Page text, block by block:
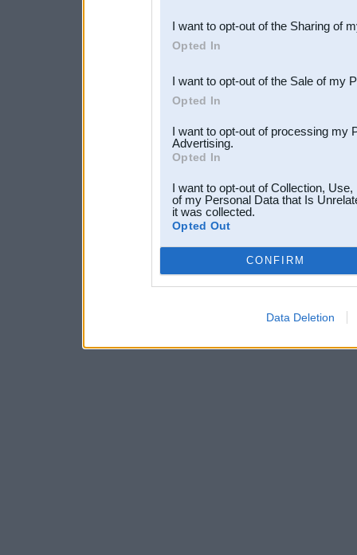
Downstream Participants
third parties.
I want to opt-out of the Sharing of
Opted In
I want to opt-out of the Sale of my
Opted In
I want to opt-out of processing my
Advertising.
Opted In
I want to opt-out of Collection,
of my Personal Data that Is
it was collected.
Opted Out
CONFIRM
Data Deletion